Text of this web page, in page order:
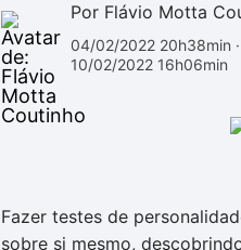
Por Flávio Motta
04/02/2022 20h38min
10/02/2022 16h06min
Fazer testes de
sobre si mesmo,